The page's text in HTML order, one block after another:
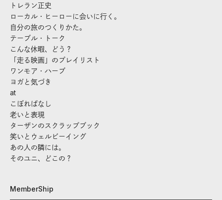
トレラン正史
ローカル・ヒーローに会いに行く。
自分の旅のつくりかた。
テーブル・トーク
こんな休暇、どう？
「走る映画」のプレイリスト
ワンモア・ハーブ
ヨガと気づき
at
こぼればなし
老いと表現
ターザンのスクラップブック
笑いとウェルビーイング
あの人の隣には。
そのユニ、どこの？
MemberShip